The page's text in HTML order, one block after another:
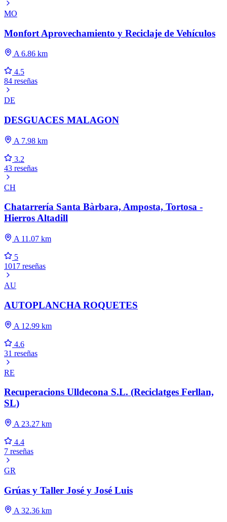
MO
Monfort Aprovechamiento y Reciclaje de Vehículos
A 6.86 km
4.5
84 reseñas
DE
DESGUACES MALAGON
A 7.98 km
3.2
43 reseñas
CH
Chatarrería Santa Bàrbara, Amposta, Tortosa -
Hierros Altadill
A 11.07 km
5
1017 reseñas
AU
AUTOPLANCHA ROQUETES
A 12.99 km
4.6
31 reseñas
RE
Recuperacions Ulldecona S.L. (Reciclatges Ferllan,
SL)
A 23.27 km
4.4
7 reseñas
GR
Grúas y Taller José y José Luis
A 32.36 km